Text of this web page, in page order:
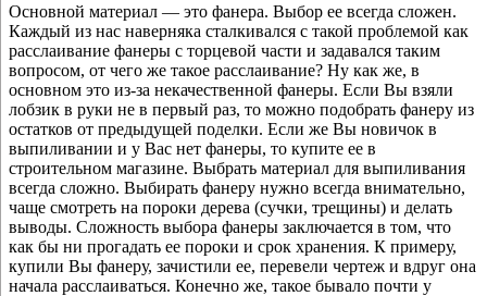
Основной материал — это фанера. Выбор ее всегда сложен.
Каждый из нас наверняка сталкивался с такой проблемой как
расслаивание фанеры с торцевой части и задавался таким
вопросом, от чего же такое расслаивание? Ну как же, в
основном это из-за некачественной фанеры. Если Вы взяли
лобзик в руки не в первый раз, то можно подобрать фанеру из
остатков от предыдущей поделки. Если же Вы новичок в
выпиливании и у Вас нет фанеры, то купите ее в
строительном магазине. Выбрать материал для выпиливания
всегда сложно. Выбирать фанеру нужно всегда внимательно,
чаще смотреть на пороки дерева (сучки, трещины) и делать
выводы. Сложность выбора фанеры заключается в том, что
как бы ни прогадать ее пороки и срок хранения. К примеру,
купили Вы фанеру, зачистили ее, перевели чертеж и вдруг она
начала расслаиваться. Конечно же, такое бывало почти у